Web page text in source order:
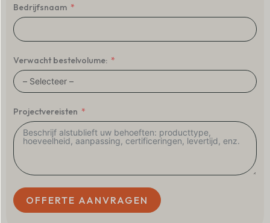
Bedrijfsnaam
Verwacht bestelvolume:
Projectvereisten
OFFERTE AANVRAGEN